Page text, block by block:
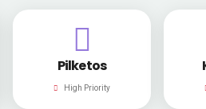
Kelulusan
High Priority